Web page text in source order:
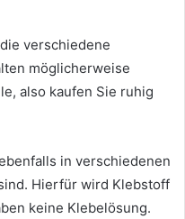
verschiedene
möglicherweise
also kaufen Sie ruhig
in verschiedenen
Hierfür wird Klebstoff
keine Klebelösung.